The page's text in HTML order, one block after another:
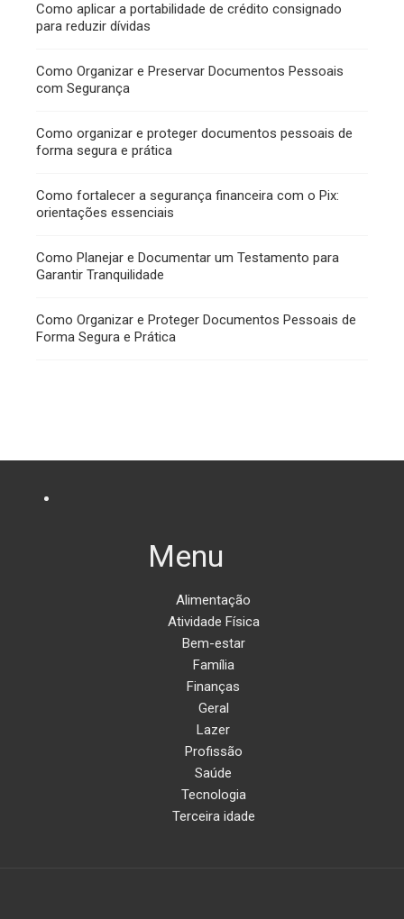
Como aplicar a portabilidade de crédito consignado
para reduzir dívidas
Como Organizar e Preservar Documentos Pessoais
com Segurança
Como organizar e proteger documentos pessoais de
forma segura e prática
Como fortalecer a segurança financeira com o Pix:
orientações essenciais
Como Planejar e Documentar um Testamento para
Garantir Tranquilidade
Como Organizar e Proteger Documentos Pessoais de
Forma Segura e Prática
Menu
Alimentação
Atividade Física
Bem-estar
Família
Finanças
Geral
Lazer
Profissão
Saúde
Tecnologia
Terceira idade